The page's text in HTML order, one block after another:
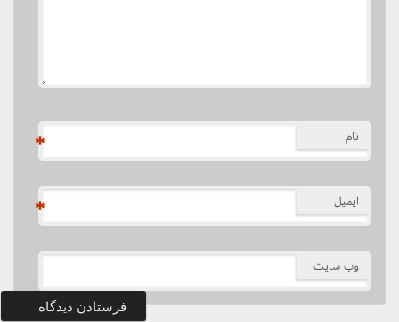
نام *
ایمیل *
وب‌ سایت